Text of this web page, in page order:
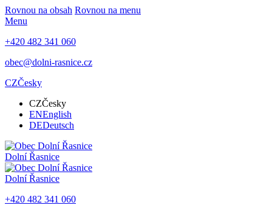
Rovnou na obsah Rovnou na menu
Menu
+420 482 341 060
obec@dolni-rasnice.cz
CZČesky
CZČesky
ENEnglish
DEDeutsch
Dolní Řasnice
Dolní Řasnice
+420 482 341 060